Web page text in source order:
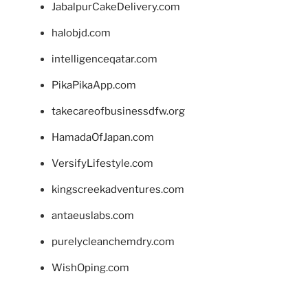
JabalpurCakeDelivery.com
halobjd.com
intelligenceqatar.com
PikaPikaApp.com
takecareofbusinessdfw.org
HamadaOfJapan.com
VersifyLifestyle.com
kingscreekadventures.com
antaeuslabs.com
purelycleanchemdry.com
WishOping.com